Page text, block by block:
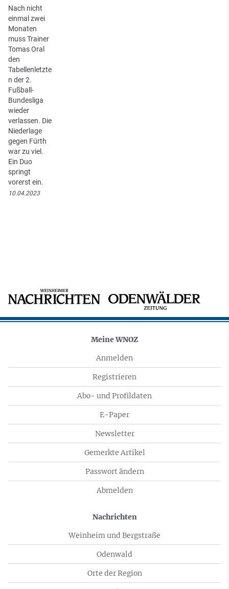
Nach nicht
einmal zwei
Monaten
muss Trainer
Tomas Oral
den
Tabellenletzte
n der 2.
Fußball-
Bundesliga
wieder
verlassen. Die
Niederlage
gegen Fürth
war zu viel.
Ein Duo
springt
vorerst ein.
10.04.2023
Meine WNOZ
Anmelden
Registrieren
Abo- und Profildaten
E-Paper
Newsletter
Gemerkte Artikel
Passwort ändern
Abmelden
Nachrichten
Weinheim und Bergstraße
Odenwald
Orte der Region